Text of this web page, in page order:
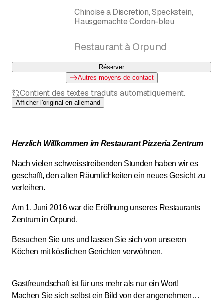
Chinoise a Discretion, Speckstein,
Hausgemachte Cordon-bleu
Restaurant à Orpund
Réserver
Autres moyens de contact
Contient des textes traduits automatiquement.
Afficher l'original en allemand
Herzlich Willkommen im Restaurant Pizzeria Zentrum
Nach vielen schweisstreibenden Stunden haben wir es
geschafft, den alten Räumlichkeiten ein neues Gesicht zu
verleihen.
Am 1. Juni 2016 war die Eröffnung unseres Restaurants
Zentrum in Orpund.
Besuchen Sie uns und lassen Sie sich von unseren
Köchen mit köstlichen Gerichten verwöhnen.
Gastfreundschaft ist für uns mehr als nur ein Wort!
Machen Sie sich selbst ein Bild von der angenehmen